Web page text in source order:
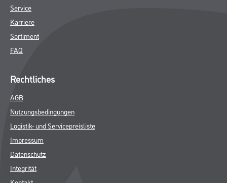
Service
Karriere
Sortiment
FAQ
Rechtliches
AGB
Nutzungsbedingungen
Logistik- und Servicepreisliste
Impressum
Datenschutz
Integrität